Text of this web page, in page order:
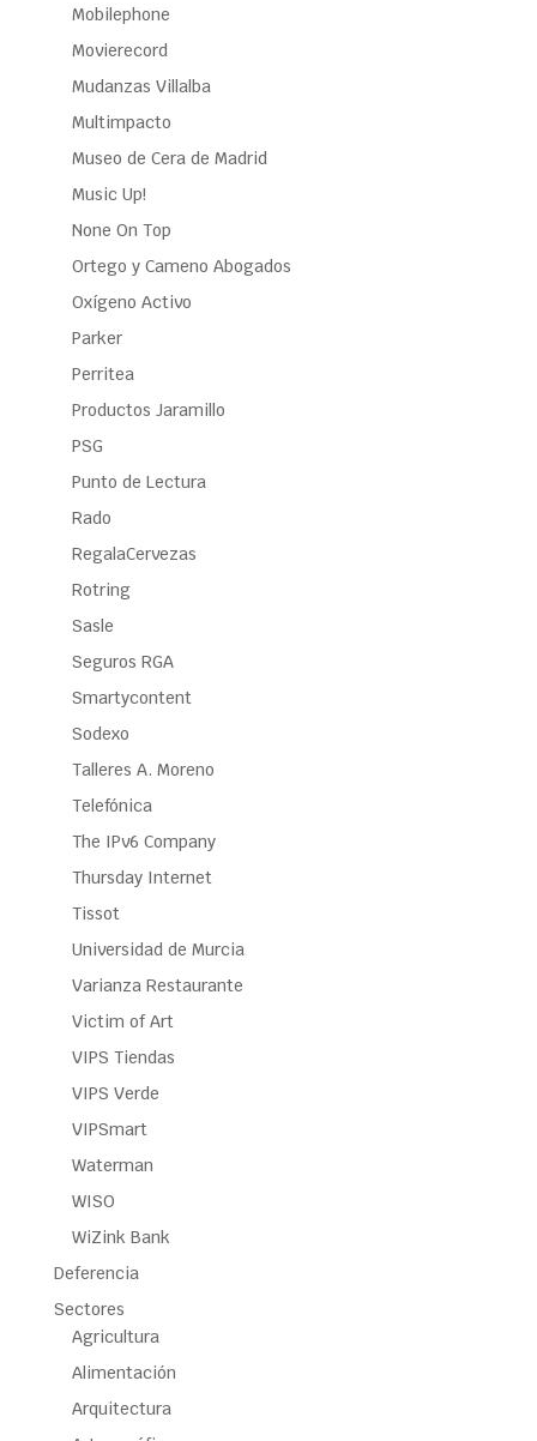
Mobilephone
Movierecord
Mudanzas Villalba
Multimpacto
Museo de Cera de Madrid
Music Up!
None On Top
Ortego y Cameno Abogados
Oxígeno Activo
Parker
Perritea
Productos Jaramillo
PSG
Punto de Lectura
Rado
RegalaCervezas
Rotring
Sasle
Seguros RGA
Smartycontent
Sodexo
Talleres A. Moreno
Telefónica
The IPv6 Company
Thursday Internet
Tissot
Universidad de Murcia
Varianza Restaurante
Victim of Art
VIPS Tiendas
VIPS Verde
VIPSmart
Waterman
WISO
WiZink Bank
Deferencia
Sectores
Agricultura
Alimentación
Arquitectura